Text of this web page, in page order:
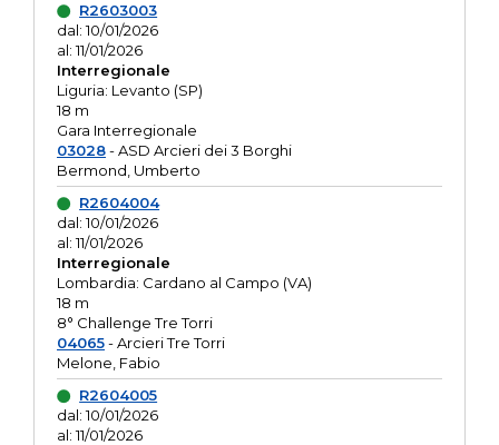
R2603003
dal: 10/01/2026
al: 11/01/2026
Interregionale
Liguria: Levanto (SP)
18 m
Gara Interregionale
03028- ASD Arcieri dei 3 Borghi
Bermond, Umberto
R2604004
dal: 10/01/2026
al: 11/01/2026
Interregionale
Lombardia: Cardano al Campo (VA)
18 m
8° Challenge Tre Torri
04065- Arcieri Tre Torri
Melone, Fabio
R2604005
dal: 10/01/2026
al: 11/01/2026